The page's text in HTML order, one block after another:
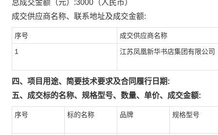
总成交金额（元）:3000 （人民币）
成交供应商名称、联系地址及成交金额:
序号 成交供应商名称
1 江苏凤凰新华书店集团有限公司
四、项目用途、简要技术要求及合同履行日期:
五、成交标的名称、规格型号、数量、单价、成交金额:
序号 标的名称 品牌 规格型号